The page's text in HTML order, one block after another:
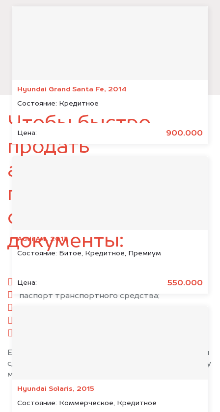
Hyundai Grand Santa Fe, 2014
Состояние: Кредитное
Цена: 900.000
Audi A4, 2013
Состояние: Битое, Кредитное, Премиум
Цена: 550.000
Hyundai Solaris, 2015
Состояние: Коммерческое, Кредитное
Чтобы быстро
продать
автомобиль,
подготовьте
следующие
документы:
паспорт гражданина РФ;
паспорт транспортного средства;
Если у вас нет всех документов, то наши юристы
сделают всё возможное, чтобы оформить сделку
максимально быстро!